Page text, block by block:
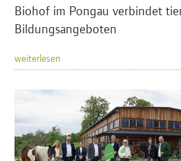
Biohof im Pongau verbindet
Bildungsangeboten
weiterlesen